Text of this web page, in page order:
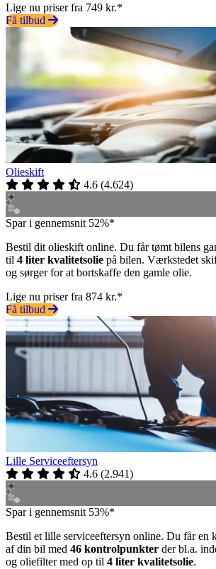
Lige nu priser fra 749 kr.*
Få tilbud
Olieskift
4.6 (4.624)
Spar i gennemsnit 52%*
Bestil dit olieskift online. Du får tømt bilens
til 4 liter kvalitetsolie på bilen. Værkstedet
og sørger for at bortskaffe den gamle olie.
Lige nu priser fra 874 kr.*
Få tilbud
Lille Serviceeftersyn
4.6 (2.941)
Spar i gennemsnit 53%*
Bestil et lille serviceeftersyn online. Du får en
af din bil med 46 kontrolpunkter der bl.a.
og oliefilter med op til 4 liter kvalitetsolie.